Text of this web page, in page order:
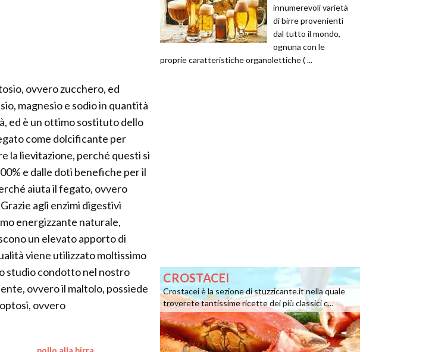
ovvero zucchero, ed
magnesio e sodio in quantità
ed è un ottimo sostituto dello
come dolcificante per
la lievitazione, perché questi si
e dalle doti benefiche per il
aiuta il fegato, ovvero
agli enzimi digestivi
energizzante naturale,
un elevato apporto di
viene utilizzato moltissimo
studio condotto nel nostro
ovvero il maltolo, possiede
ovvero
innumerevoli varietà
di birre provenienti
dal tutto il mondo,
ognuna con le
proprie caratteristiche organolettiche ( ...
CROSTACEI
Crostacei è la sezione di stuzzicante.it nella quale
troverete tantissime ricette dei più classici c...